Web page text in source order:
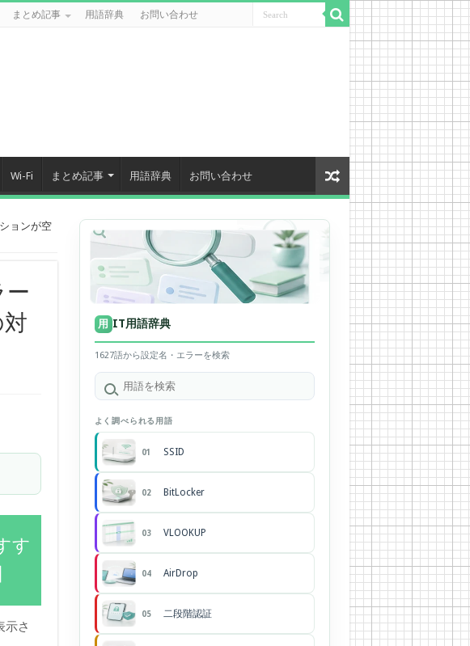
まとめ記事 用語辞典 お問い合わせ
Wi-Fi まとめ記事 用語辞典 お問い合わせ
ョンが空
ー
す
示さ
用 IT用語辞典
1627語から設定名・エラーを検索
よく調べられる用語
01 SSID
02 BitLocker
03 VLOOKUP
04 AirDrop
05 二段階認証